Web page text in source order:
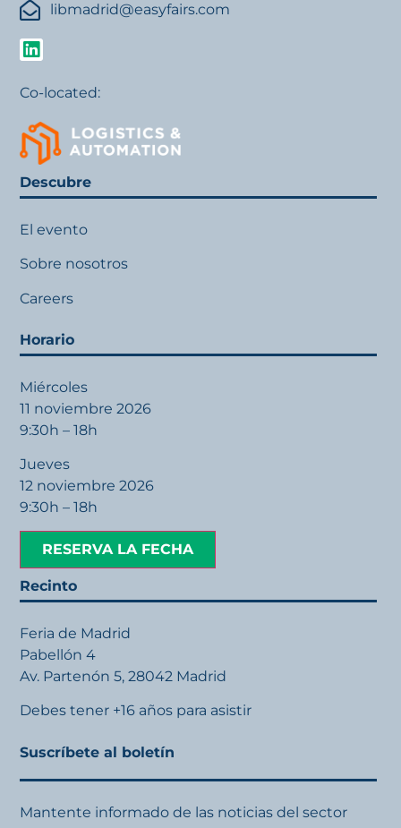
libmadrid@easyfairs.com
Co-located:
Descubre
El evento
Sobre nosotros
Careers
Horario
Miércoles
11 noviembre 2026
9:30h – 18h
Jueves
12 noviembre 2026
9:30h – 18h
RESERVA LA FECHA
Recinto
Feria de Madrid
Pabellón 4
Av. Partenón 5, 28042 Madrid
Debes tener +16 años para asistir
Suscríbete al boletín
Mantente informado de las noticias del sector